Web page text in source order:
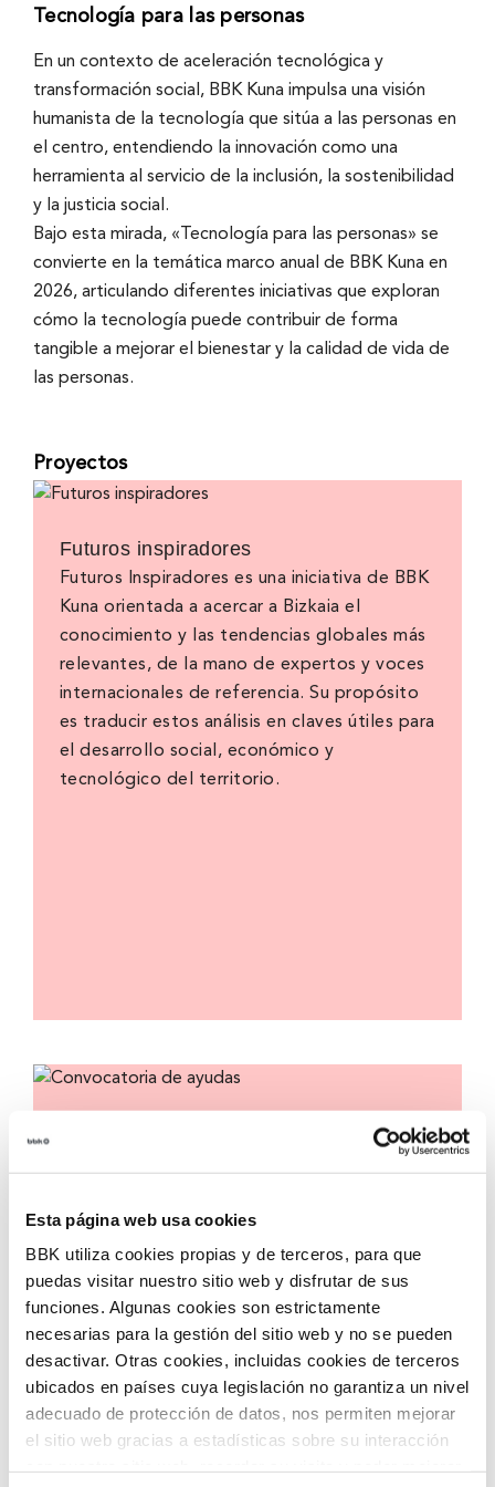
Esta página web usa cookies
BBK utiliza cookies propias y de terceros, para que
puedas visitar nuestro sitio web y disfrutar de sus
funciones. Algunas cookies son estrictamente
necesarias para la gestión del sitio web y no se pueden
desactivar. Otras cookies, incluidas cookies de terceros
ubicados en países cuya legislación no garantiza un nivel
adecuado de protección de datos, nos permiten mejorar
el sitio web gracias a estadísticas sobre su interacción
Tecnología para las personas
En un contexto de aceleración tecnológica y
transformación social, BBK Kuna impulsa una visión
humanista de la tecnología que sitúa a las personas en
el centro, entendiendo la innovación como una
herramienta al servicio de la inclusión, la sostenibilidad
y la justicia social.
Bajo esta mirada, «Tecnología para las personas» se
convierte en la temática marco anual de BBK Kuna en
2026, articulando diferentes iniciativas que exploran
cómo la tecnología puede contribuir de forma
tangible a mejorar el bienestar y la calidad de vida de
las personas.
Proyectos
Futuros inspiradores
Futuros Inspiradores es una iniciativa de BBK
Kuna orientada a acercar a Bizkaia el
conocimiento y las tendencias globales más
relevantes, de la mano de expertos y voces
internacionales de referencia. Su propósito
es traducir estos análisis en claves útiles para
el desarrollo social, económico y
tecnológico del territorio.
entidades del tercer sector, con el objetivo
de acelerar la transformación social en
nuestro territorio.